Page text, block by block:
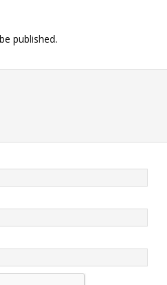
published.